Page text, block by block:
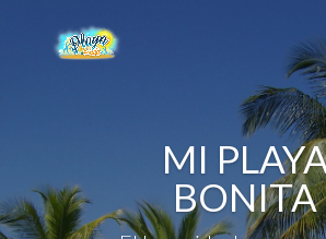
MI
BONITA